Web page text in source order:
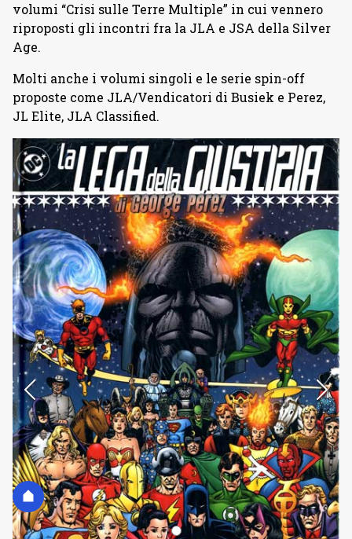
volumi “Crisi sulle Terre Multiple” in cui vennero
riproposti gli incontri fra la JLA e JSA della Silver
Age.
Molti anche i volumi singoli e le serie spin-off
proposte come JLA/Vendicatori di Busiek e Perez,
JL Elite, JLA Classified.